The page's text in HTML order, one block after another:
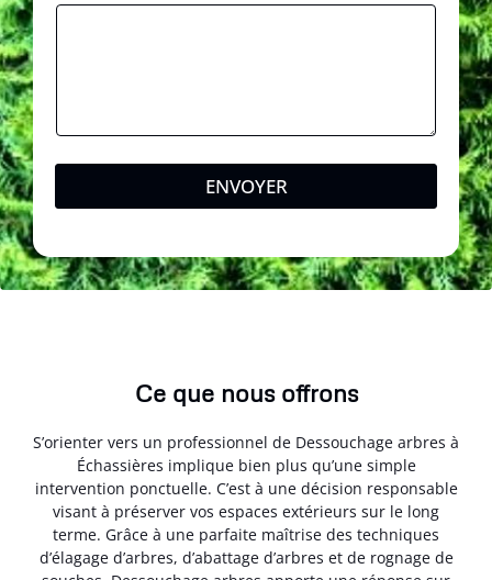
ENVOYER
Ce que nous offrons
S’orienter vers un professionnel de Dessouchage arbres à
Échassières implique bien plus qu’une simple
intervention ponctuelle. C’est à une décision responsable
visant à préserver vos espaces extérieurs sur le long
terme. Grâce à une parfaite maîtrise des techniques
d’élagage d’arbres, d’abattage d’arbres et de rognage de